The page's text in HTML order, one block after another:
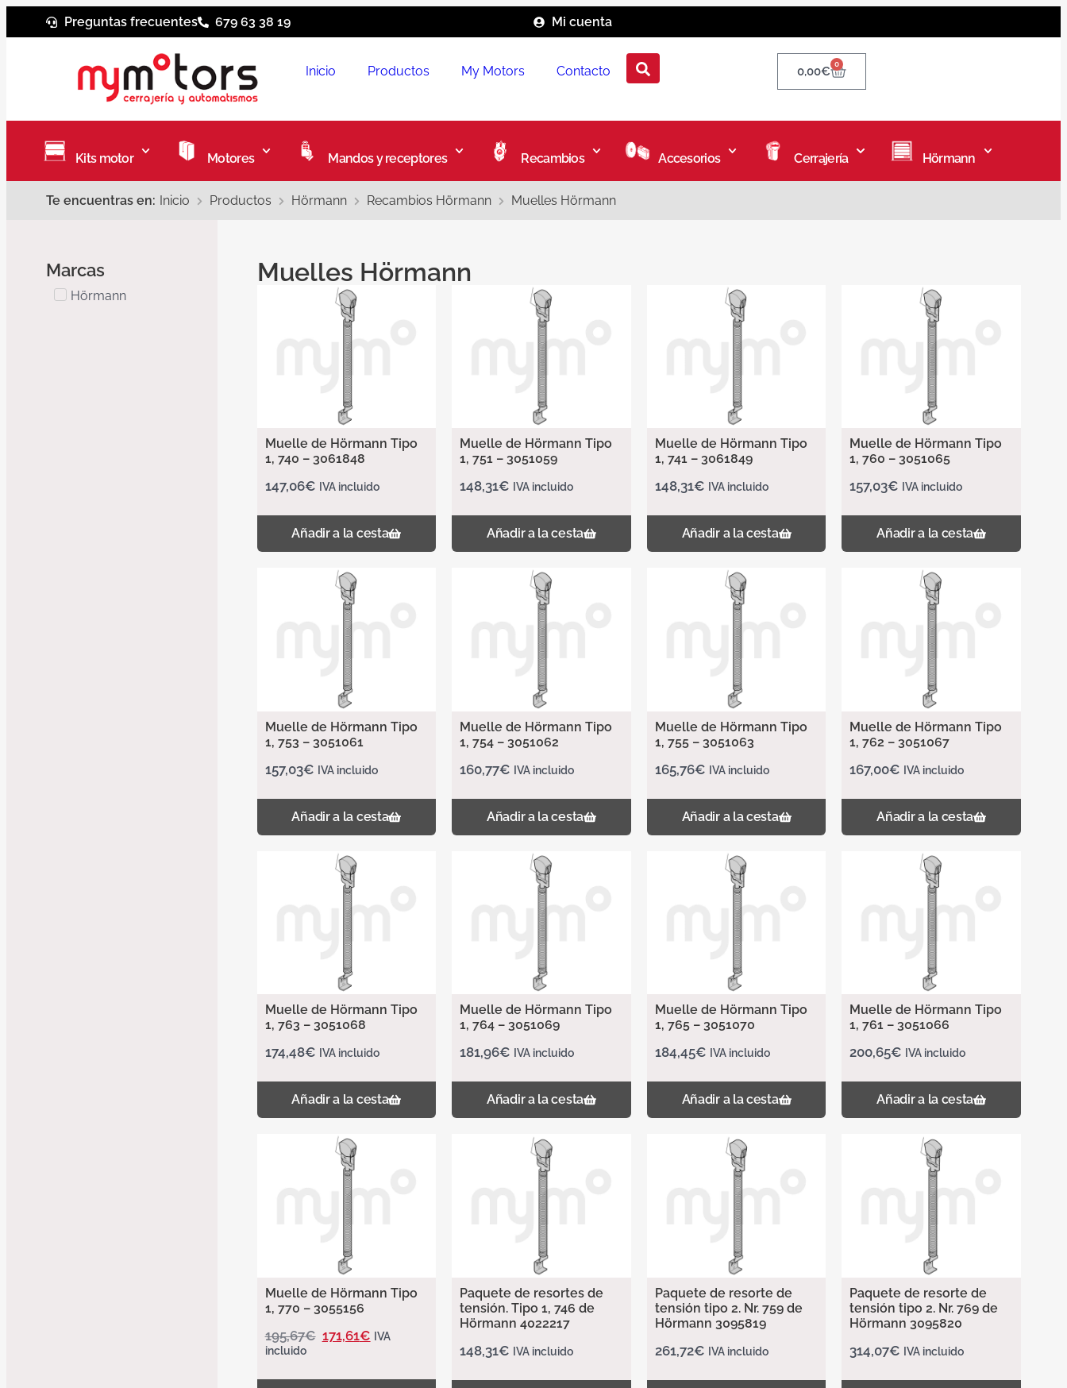
Preguntas frecuentes 679 63 38 19 Mi cuenta
Inicio Productos My Motors Contacto 0,00€ 0
Kits motor Motores Mandos y receptores Recambios Accesorios Cerrajería Hörmann
Te encuentras en: Inicio Productos Hörmann Recambios Hörmann Muelles Hörmann
Marcas
Hörmann
Muelles Hörmann
Muelle de Hörmann Tipo
1, 740 – 3061848
147,06€ IVA incluido
Añadir a la cesta
Muelle de Hörmann Tipo
1, 751 – 3051059
148,31€ IVA incluido
Añadir a la cesta
Muelle de Hörmann Tipo
1, 741 – 3061849
148,31€ IVA incluido
Añadir a la cesta
Muelle de Hörmann Tipo
1, 760 – 3051065
157,03€ IVA incluido
Añadir a la cesta
Muelle de Hörmann Tipo
1, 753 – 3051061
157,03€ IVA incluido
Añadir a la cesta
Muelle de Hörmann Tipo
1, 754 – 3051062
160,77€ IVA incluido
Añadir a la cesta
Muelle de Hörmann Tipo
1, 755 – 3051063
165,76€ IVA incluido
Añadir a la cesta
Muelle de Hörmann Tipo
1, 762 – 3051067
167,00€ IVA incluido
Añadir a la cesta
Muelle de Hörmann Tipo
1, 763 – 3051068
174,48€ IVA incluido
Añadir a la cesta
Muelle de Hörmann Tipo
1, 764 – 3051069
181,96€ IVA incluido
Añadir a la cesta
Muelle de Hörmann Tipo
1, 765 – 3051070
184,45€ IVA incluido
Añadir a la cesta
Muelle de Hörmann Tipo
1, 761 – 3051066
200,65€ IVA incluido
Añadir a la cesta
Muelle de Hörmann Tipo
1, 770 – 3055156
195,67€ 171,61€ IVA
incluido
Paquete de resortes de
tensión. Tipo 1, 746 de
Hörmann 4022217
148,31€ IVA incluido
Paquete de resorte de
tensión tipo 2. Nr. 759 de
Hörmann 3095819
261,72€ IVA incluido
Paquete de resorte de
tensión tipo 2. Nr. 769 de
Hörmann 3095820
314,07€ IVA incluido